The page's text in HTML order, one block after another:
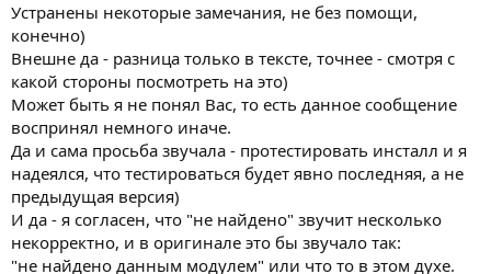
Устранены некоторые замечания, не без помощи,
конечно)
Внешне да - разница только в тексте, точнее - смотря с
какой стороны посмотреть на это)
Может быть я не понял Вас, то есть данное сообщение
воспринял немного иначе.
Да и сама просьба звучала - протестировать инсталл и я
надеялся, что тестироваться будет явно последняя, а не
предыдущая версия)
И да - я согласен, что "не найдено" звучит несколько
некорректно, и в оригинале это бы звучало так:
"не найдено данным модулем" или что то в этом духе.